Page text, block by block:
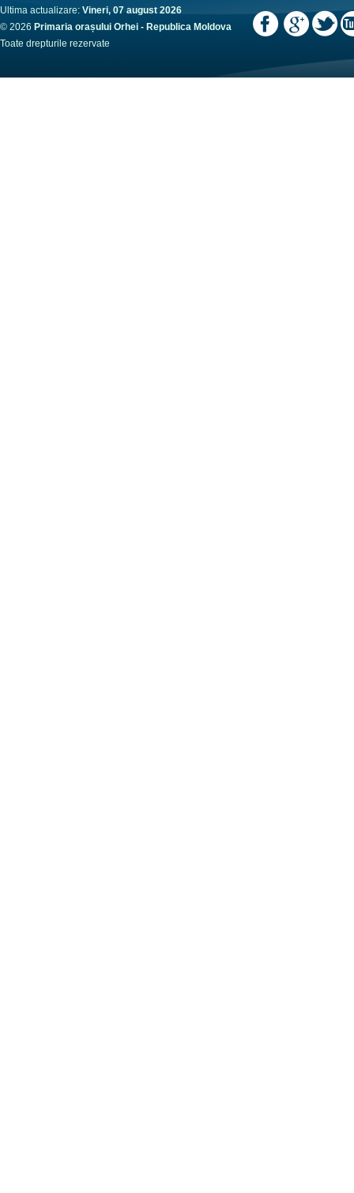
Ultima actualizare: Vineri, 07 august 2026
© 2026 Primaria orașului Orhei - Republica Moldova
Toate drepturile rezervate